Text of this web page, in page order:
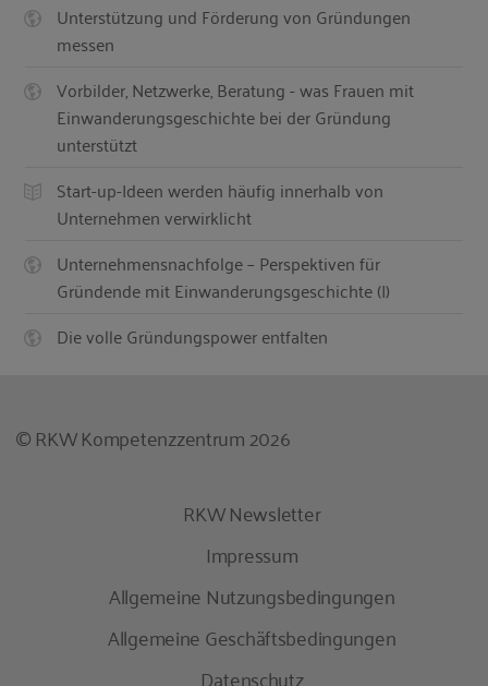
Unterstützung und Förderung von Gründungen
messen
Vorbilder, Netzwerke, Beratung - was Frauen mit
Einwanderungsgeschichte bei der Gründung
unterstützt
Start-up-Ideen werden häufig innerhalb von
Unternehmen verwirklicht
Unternehmensnachfolge – Perspektiven für
Gründende mit Einwanderungsgeschichte (I)
Die volle Gründungspower entfalten
© RKW Kompetenzzentrum 2026
RKW Newsletter
Impressum
Allgemeine Nutzungsbedingungen
Allgemeine Geschäftsbedingungen
Datenschutz